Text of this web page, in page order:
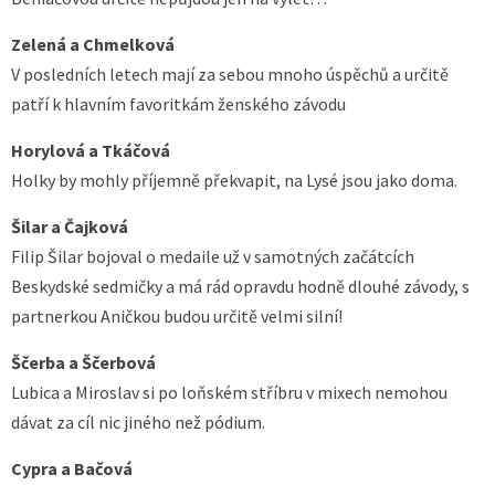
Zelená a Chmelková
V posledních letech mají za sebou mnoho úspěchů a určitě
patří k hlavním favoritkám ženského závodu
Horylová a Tkáčová
Holky by mohly příjemně překvapit, na Lysé jsou jako doma.
Šilar a Čajková
Filip Šilar bojoval o medaile už v samotných začátcích
Beskydské sedmičky a má rád opravdu hodně dlouhé závody, s
partnerkou Aničkou budou určitě velmi silní!
Ščerba a Ščerbová
Lubica a Miroslav si po loňském stříbru v mixech nemohou
dávat za cíl nic jiného než pódium.
Cypra a Bačová